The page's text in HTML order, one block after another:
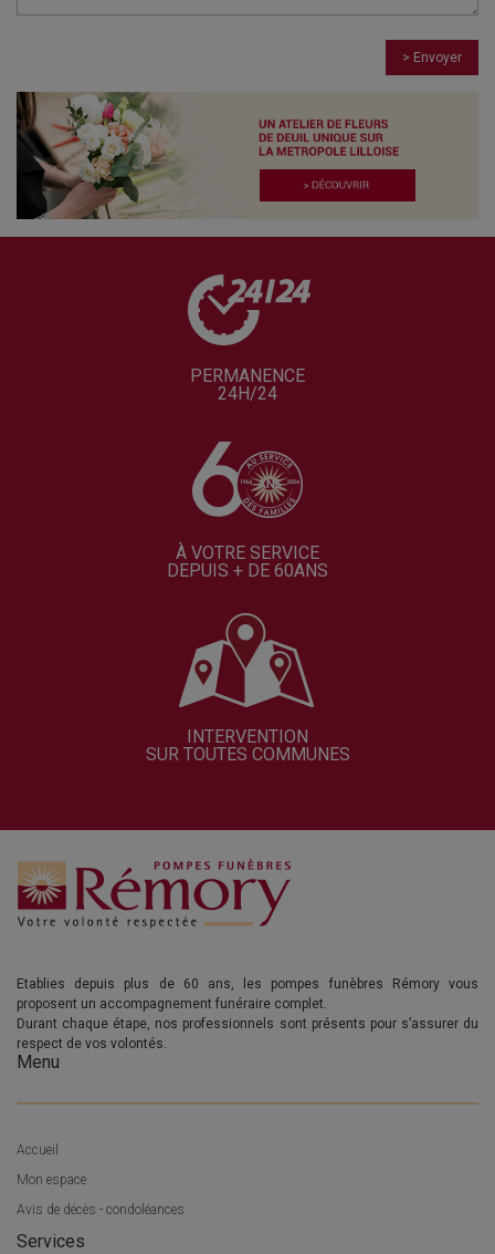
> Envoyer
PERMANENCE
24H/24
À VOTRE SERVICE
DEPUIS + DE 60ANS
INTERVENTION
SUR TOUTES COMMUNES
Etablies depuis plus de 60 ans, les pompes funèbres Rémory vous
proposent un accompagnement funéraire complet.
Durant chaque étape, nos professionnels sont présents pour s’assurer du
respect de vos volontés.
Menu
Accueil
Mon espace
Avis de décès - condoléances
Services